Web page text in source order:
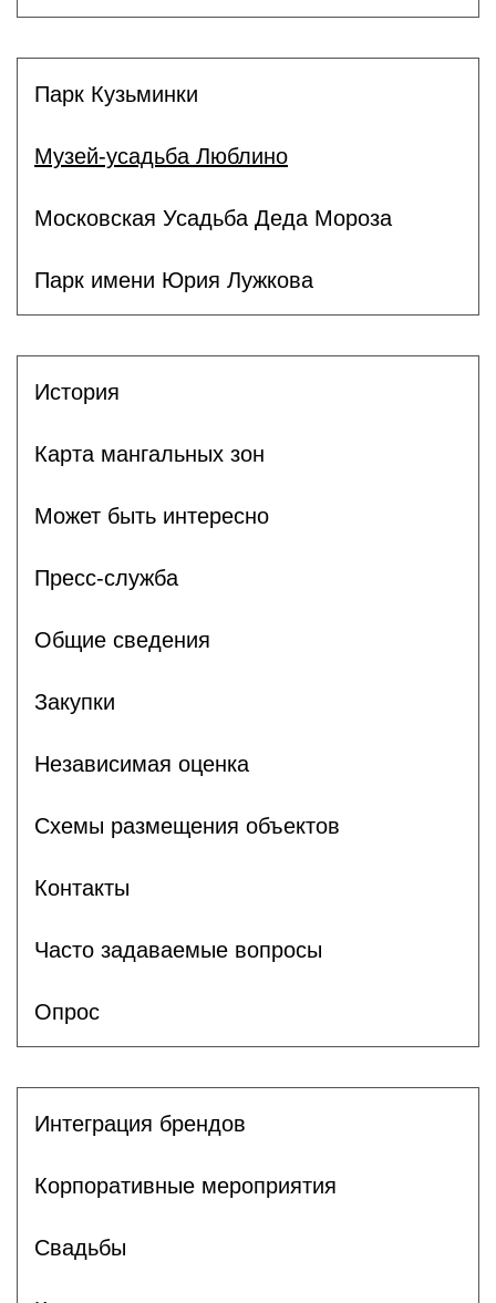
Парк Кузьминки
Музей-усадьба Люблино
Московская Усадьба Деда Мороза
Парк имени Юрия Лужкова
История
Карта мангальных зон
Может быть интересно
Пресс-служба
Общие сведения
Закупки
Независимая оценка
Схемы размещения объектов
Контакты
Часто задаваемые вопросы
Опрос
Интеграция брендов
Корпоративные мероприятия
Свадьбы